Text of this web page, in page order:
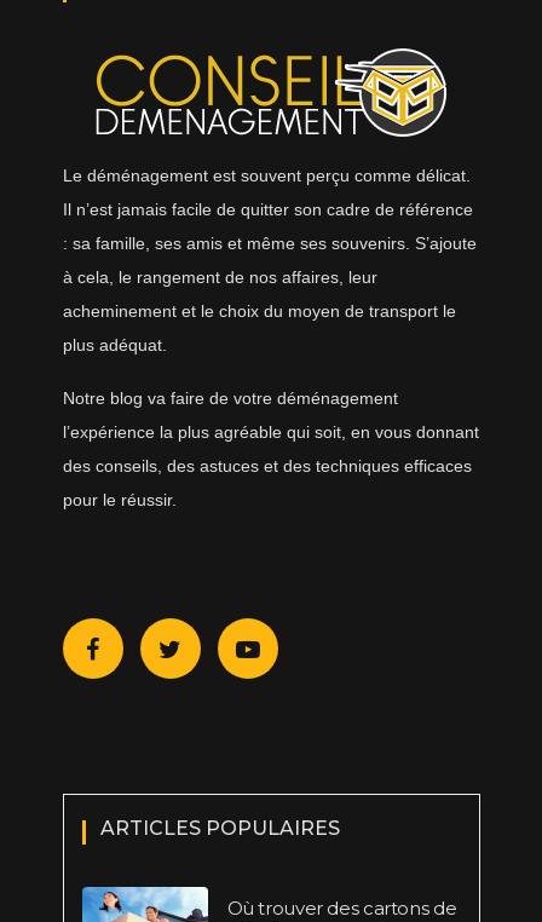
Le déménagement est souvent perçu comme délicat.
Il n’est jamais facile de quitter son cadre de référence
: sa famille, ses amis et même ses souvenirs. S’ajoute
à cela, le rangement de nos affaires, leur
acheminement et le choix du moyen de transport le
plus adéquat.
Notre blog va faire de votre déménagement
l’expérience la plus agréable qui soit, en vous donnant
des conseils, des astuces et des techniques efficaces
pour le réussir.
ARTICLES POPULAIRES
Où trouver des cartons de